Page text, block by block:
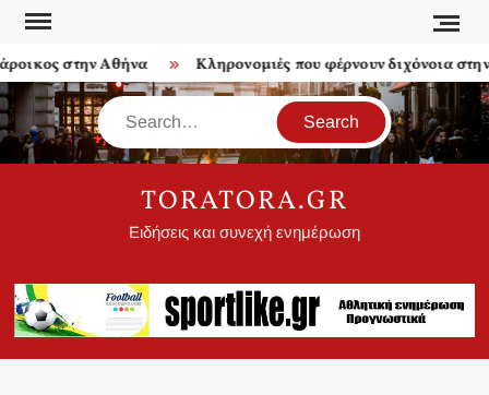
Skip
contentστην Αθήνα Κληρονομιές που φέρνουν διχόνοια στην
Search
TORATORA.GR
Ειδήσεις και συνεχή ενημέρωση